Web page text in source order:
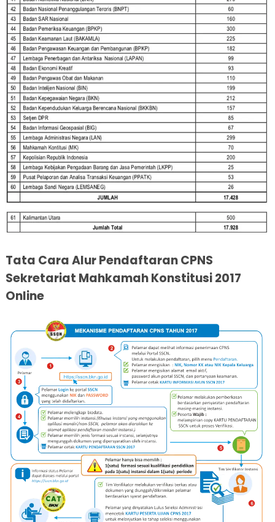
Tata Cara Alur Pendaftaran CPNS
Sekretariat Mahkamah Konstitusi 2017
Online